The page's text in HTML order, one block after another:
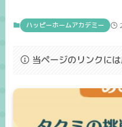
ハッピーホームアカデミー
当ページのリンクに